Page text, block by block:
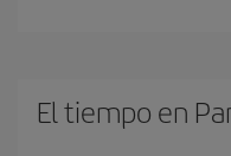
El tiempo en